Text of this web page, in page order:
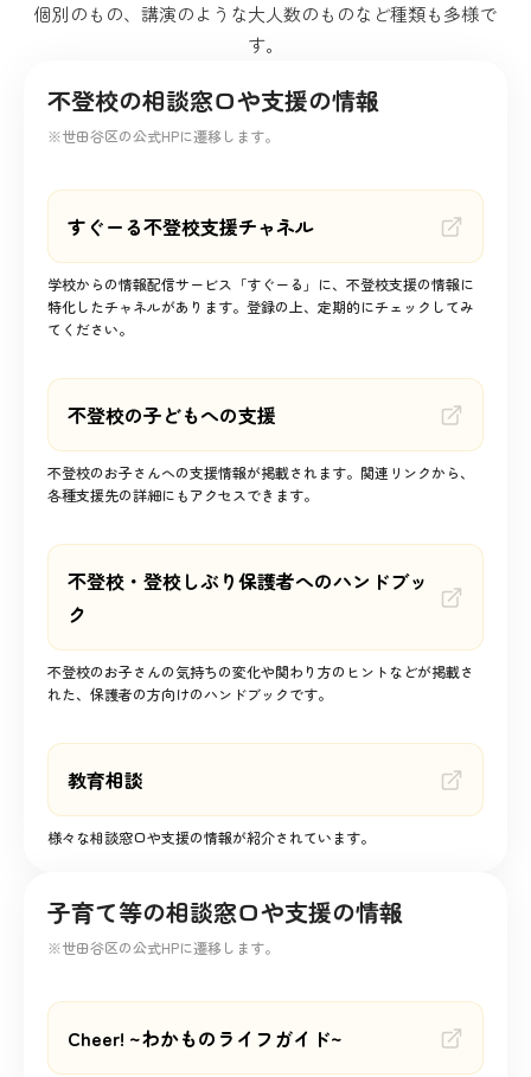
個別のもの、講演のような大人数のものなど種類も多様で
す。
不登校の相談窓口や支援の情報
※世田谷区の公式HPに遷移します。
すぐーる不登校支援チャネル
学校からの情報配信サービス「すぐーる」に、不登校支援の情報に
特化したチャネルがあります。登録の上、定期的にチェックしてみ
てください。
不登校の子どもへの支援
不登校のお子さんへの支援情報が掲載されます。関連リンクから、
各種支援先の詳細にもアクセスできます。
不登校・登校しぶり保護者へのハンドブッ
ク
不登校のお子さんの気持ちの変化や関わり方のヒントなどが掲載さ
れた、保護者の方向けのハンドブックです。
教育相談
様々な相談窓口や支援の情報が紹介されています。
子育て等の相談窓口や支援の情報
※世田谷区の公式HPに遷移します。
Cheer! ~わかものライフガイド~